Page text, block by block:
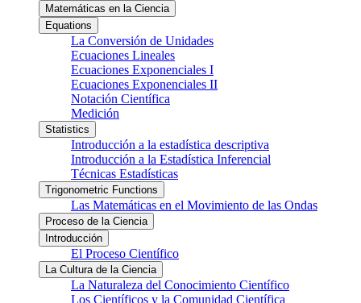
Matemáticas en la Ciencia
Equations
La Conversión de Unidades
Ecuaciones Lineales
Ecuaciones Exponenciales I
Ecuaciones Exponenciales II
Notación Científica
Medición
Statistics
Introducción a la estadística descriptiva
Introducción a la Estadística Inferencial
Técnicas Estadísticas
Trigonometric Functions
Las Matemáticas en el Movimiento de las Ondas
Proceso de la Ciencia
Introducción
El Proceso Científico
La Cultura de la Ciencia
La Naturaleza del Conocimiento Científico
Los Científicos y la Comunidad Científica